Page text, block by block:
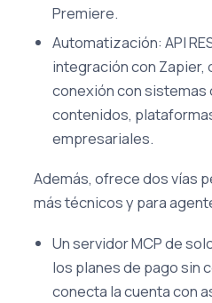
Premiere.
Automatización: API
integración con Zapier,
conexión con sistemas
contenidos,
empresariales.
Además, ofrece dos vías
más técnicos y para
Un servidor MCP de
los planes de pago sin
conecta la cuenta con